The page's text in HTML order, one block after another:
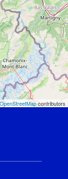
OpenStreetMapcontributors